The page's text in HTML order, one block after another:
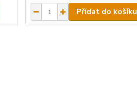
Přidat do košíku